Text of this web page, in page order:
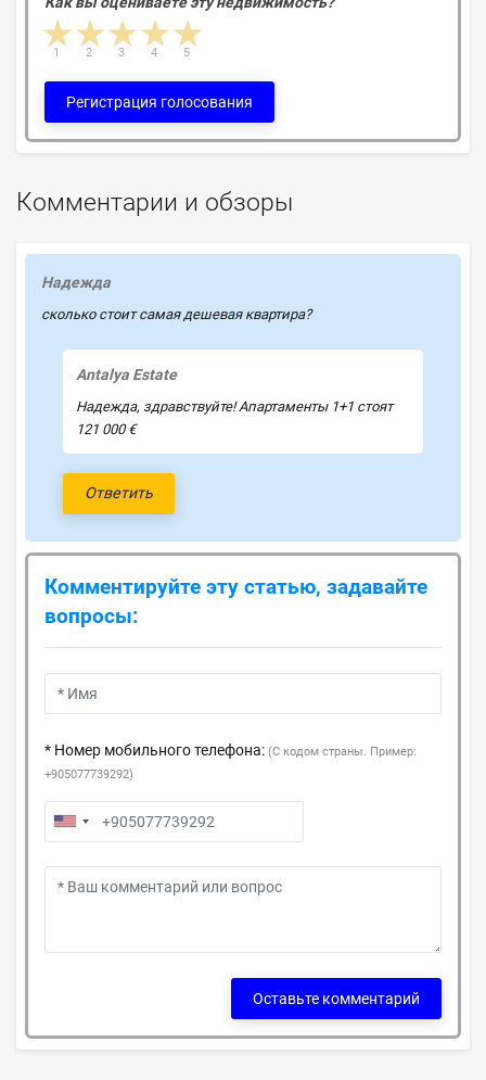
4 stars
3 stars
2 stars
1 star 5
4
3
2
1
Регистрация голосования
Комментарии и обзоры
Надежда
сколько стоит самая дешевая квартира?
Antalya Estate
Надежда, здравствуйте! Апартаменты 1+1 стоят
121 000 €
Ответить
Комментируйте эту статью, задавайте
вопросы:
* Номер мобильного телефона: (С кодом страны. Пример:
+905077739292)
Оставьте комментарий